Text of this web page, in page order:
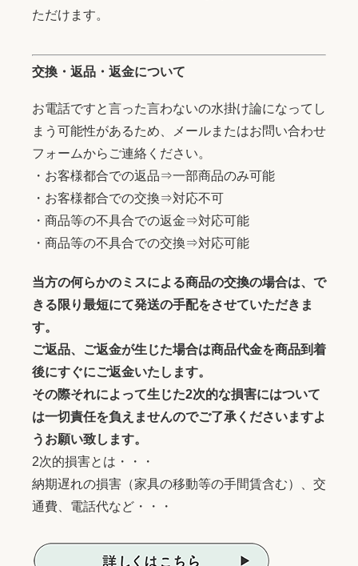
ただけます。
交換・返品・返金について
お電話ですと言った言わないの水掛け論になってし
まう可能性があるため、メールまたはお問い合わせ
フォームからご連絡ください。
・お客様都合での返品⇒一部商品のみ可能
・お客様都合での交換⇒対応不可
・商品等の不具合での返金⇒対応可能
・商品等の不具合での交換⇒対応可能
当方の何らかのミスによる商品の交換の場合は、で
きる限り最短にて発送の手配をさせていただきま
す。
ご返品、ご返金が生じた場合は商品代金を商品到着
後にすぐにご返金いたします。
その際それによって生じた2次的な損害にはついて
は一切責任を負えませんのでご了承くださいますよ
うお願い致します。
2次的損害とは・・・
納期遅れの損害（家具の移動等の手間賃含む）、交
通費、電話代など・・・